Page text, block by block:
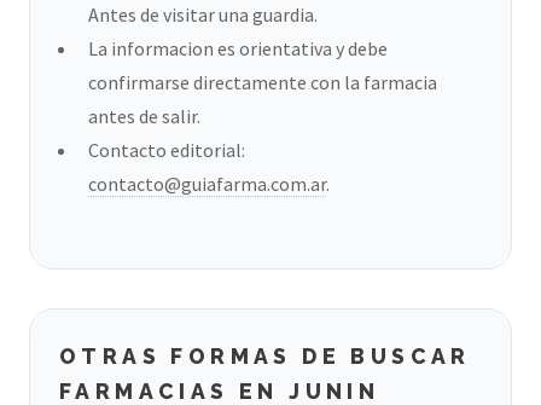
Antes de visitar una guardia.
La informacion es orientativa y debe
confirmarse directamente con la farmacia
antes de salir.
Contacto editorial:
contacto@guiafarma.com.ar.
OTRAS FORMAS DE BUSCAR
FARMACIAS EN JUNIN